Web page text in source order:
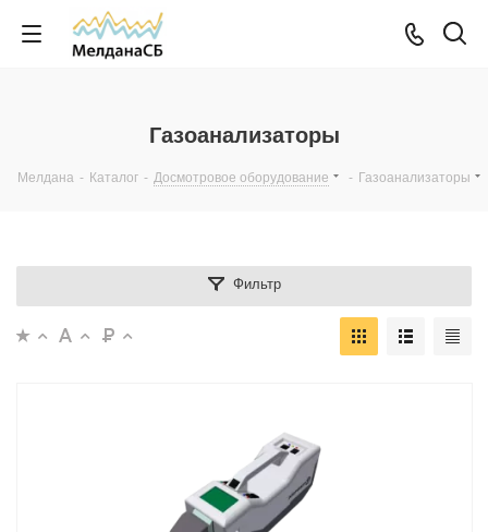
Газоанализаторы
Мелдана - Каталог - Досмотровое оборудование - Газоанализаторы
Фильтр